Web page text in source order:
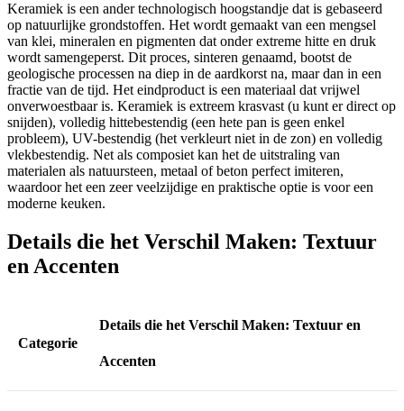
Keramiek is een ander technologisch hoogstandje dat is gebaseerd
op natuurlijke grondstoffen. Het wordt gemaakt van een mengsel
van klei, mineralen en pigmenten dat onder extreme hitte en druk
wordt samengeperst. Dit proces, sinteren genaamd, bootst de
geologische processen na diep in de aardkorst na, maar dan in een
fractie van de tijd. Het eindproduct is een materiaal dat vrijwel
onverwoestbaar is. Keramiek is extreem krasvast (u kunt er direct op
snijden), volledig hittebestendig (een hete pan is geen enkel
probleem), UV-bestendig (het verkleurt niet in de zon) en volledig
vlekbestendig. Net als composiet kan het de uitstraling van
materialen als natuursteen, metaal of beton perfect imiteren,
waardoor het een zeer veelzijdige en praktische optie is voor een
moderne keuken.
Details die het Verschil Maken: Textuur
en Accenten
Categorie
Details die het Verschil Maken: Textuur en
Accenten